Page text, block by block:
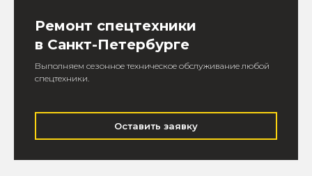
Ремонт спецтехники
в Санкт-Петербурге
Выполняем сезонное техническое обслуживание любой
спецтехники.
Оставить заявку